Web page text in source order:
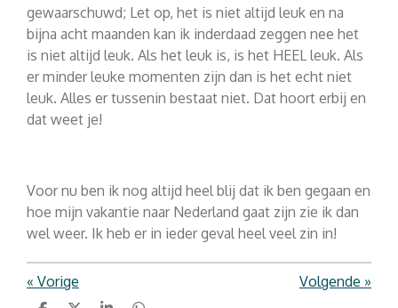
gewaarschuwd; Let op, het is niet altijd leuk en na
bijna acht maanden kan ik inderdaad zeggen nee het
is niet altijd leuk. Als het leuk is, is het HEEL leuk. Als
er minder leuke momenten zijn dan is het echt niet
leuk. Alles er tussenin bestaat niet. Dat hoort erbij en
dat weet je!
Voor nu ben ik nog altijd heel blij dat ik ben gegaan en
hoe mijn vakantie naar Nederland gaat zijn zie ik dan
wel weer. Ik heb er in ieder geval heel veel zin in!
« Vorige Volgende »